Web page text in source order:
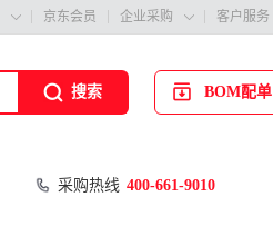
 京东会员 企业采购  客户服务
搜索 BOM配单
采购热线 400-661-9010